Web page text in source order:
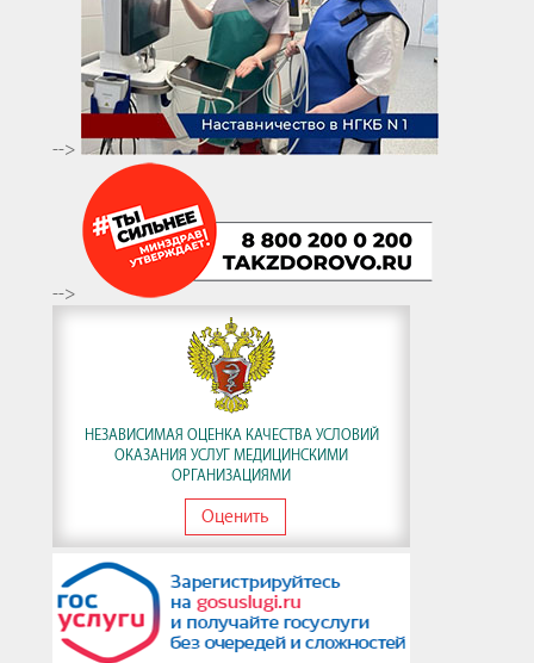
-->
-->
НЕЗАВИСИМАЯ ОЦЕНКА КАЧЕСТВА УСЛОВИЙ
ОКАЗАНИЯ УСЛУГ МЕДИЦИНСКИМИ
ОРГАНИЗАЦИЯМИ
Оценить